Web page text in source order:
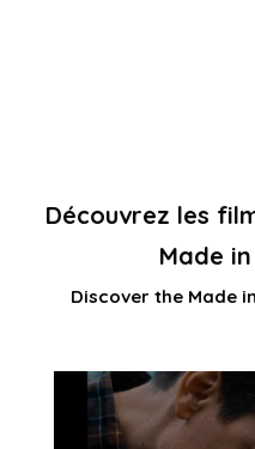
Découvrez les
Made
Discover the Made